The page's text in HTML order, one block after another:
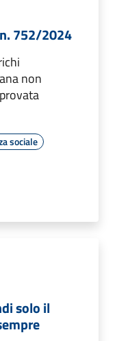
752/2024
non
sociale
solo il